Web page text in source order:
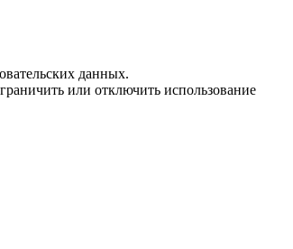
данных.
или отключить использование